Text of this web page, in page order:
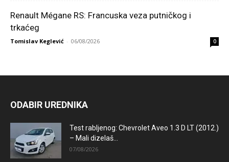
Renault Mégane RS: Francuska veza putničkog i
trkaćeg
Tomislav Keglević - 06/08/2026 0
ODABIR UREDNIKA
Test rabljenog: Chevrolet Aveo 1.3 D LT (2012.)
– Mali dizelaš...
07/08/2026